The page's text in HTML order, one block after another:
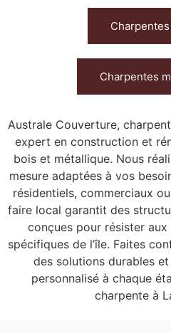
Charpentes
Australe Couverture,
expert en construction et
bois et métallique. Nous
mesure adaptées à vos
résidentiels, commerciaux
faire local garantit des
conçues pour résister
spécifiques de l’île. Faites
des solutions durables
personnalisé à chaque
charpente à